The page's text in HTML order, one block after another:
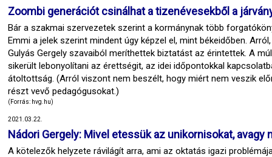
Zoombi generációt csinálhat a tizenévesekből a
Bár a szakmai szervezetek szerint a kormánynak több
Emmi a jelek szerint mindent úgy képzel el, mint békeidőben.
Gulyás Gergely szavaiból meríthettek biztatást az érintettek. A
sikerült lebonyolítani az érettségit, az idei időpontokkal
átoltottság. (Arról viszont nem beszélt, hogy miért nem veszik
részt vevő pedagógusokat.)
(Forrás: hvg.hu)
2021.03.22.
Nádori Gergely: Mivel etessük az unikornisokat, avagy
A kötelezők helyzete rávilágít arra, ami az oktatás igazi